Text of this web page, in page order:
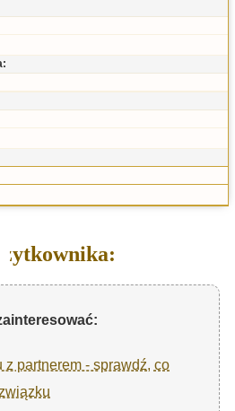
z partnerem - sprawdź, co